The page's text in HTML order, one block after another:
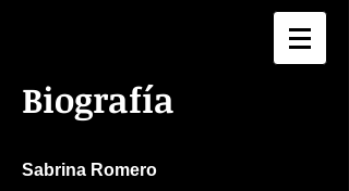
Biografía
Sabrina Romero